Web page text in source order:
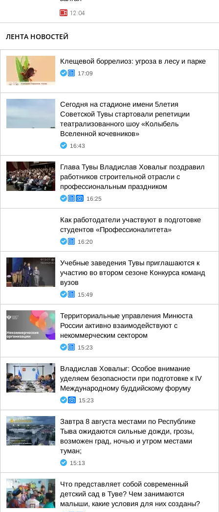
12:04
ЛЕНТА НОВОСТЕЙ
Клещевой боррелиоз: угроза в лесу и парке
17:09
Сегодня на стадионе имени 5летия
Советской Тувы стартовали репетиции
театрализованного шоу «Колыбель
Вселенной кочевников»
16:43
Глава Тувы Владислав Ховалыг поздравил
работников строительной отрасли с
профессиональным праздником
16:25
Как работодатели участвуют в подготовке
студентов «Профессионалитета»
16:20
Учебные заведения Тувы приглашаются к
участию во втором сезоне Конкурса команд
вузов
15:49
Территориальные управления Минюста
России активно взаимодействуют с
некоммерческим сектором
15:23
Владислав Ховалыг: Особое внимание
уделяем безопасности при подготовке к IV
Международному буддийскому форуму
15:23
Завтра 8 августа местами по Республике
Тыва ожидаются сильные дожди, грозы,
возможен град, ночью и утром местами
туман;
15:13
Что представляет собой современный
детский сад в Туве? Чем занимаются
малыши, какие условия для них созданы?